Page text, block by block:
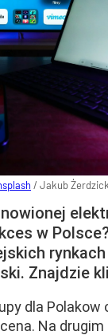
/ Jakub
w
Znajdzie
dla Polakow
Na